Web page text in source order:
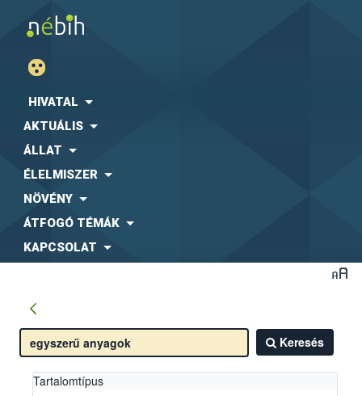
HIVATAL
AKTUÁLIS
ÁLLAT
ÉLELMISZER
NÖVÉNY
ÁTFOGÓ TÉMÁK
KAPCSOLAT
Keresés
Tartalomtípus